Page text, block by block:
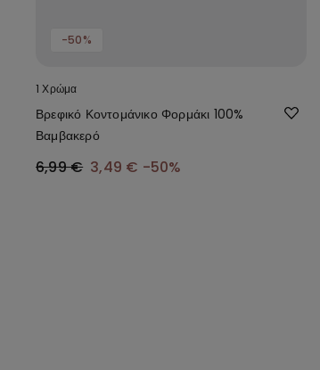
-50%
1 Χρώμα
Βρεφικό Κοντομάνικο Φορμάκι 100%
Βαμβακερό
6,99 € 3,49 € -50%